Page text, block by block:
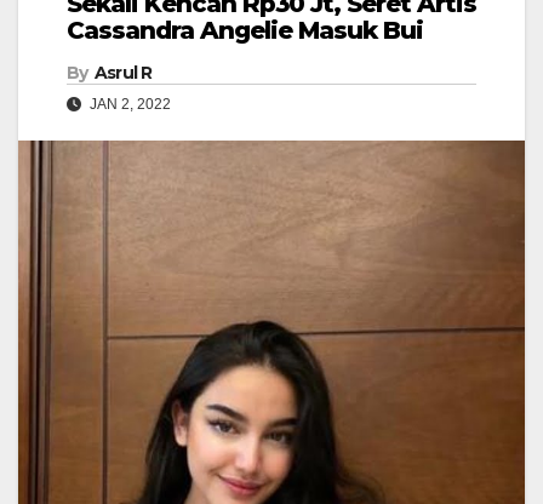
Cassandra Angelie Masuk Bui
By Asrul R
JAN 2, 2022